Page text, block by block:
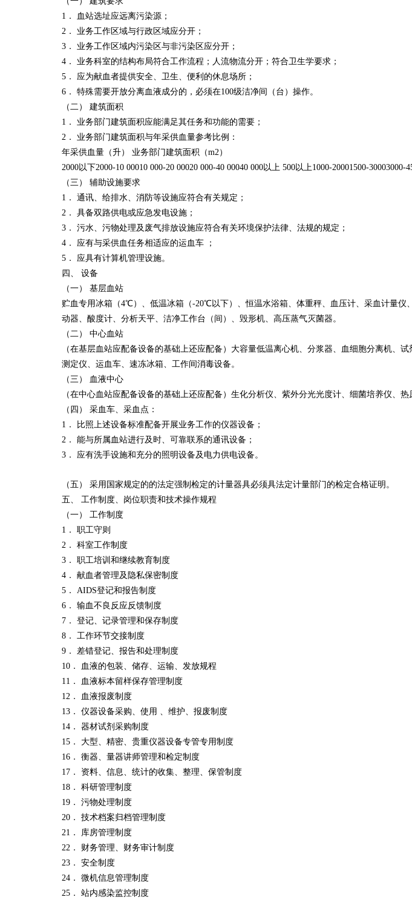
1． 血站选址应远离污染源；
2． 业务工作区域与行政区域应分开；
3． 业务工作区域内污染区与非污染区应分开；
4． 业务科室的结构布局符合工作流程；人流物流分开；符合卫生学要求；
5． 应为献血者提供安全、卫生、便利的休息场所；
6． 特殊需要开放分离血液成分的，必须在100级洁净间（台）操作。
（二） 建筑面积
1． 业务部门建筑面积应能满足其任务和功能的需要；
2． 业务部门建筑面积与年采供血量参考比例：
年采供血量（升） 业务部门建筑面积（m2）
2000以下2000-10 00010 000-20 00020 000-40 00040 000以上 500以上1000-20001500-30003000-
（三） 辅助设施要求
1． 通讯、给排水、消防等设施应符合有关规定；
2． 具备双路供电或应急发电设施；
3． 污水、污物处理及废气排放设施应符合有关环境保护法律、法规的规定；
4． 应有与采供血任务相适应的运血车 ；
5． 应具有计算机管理设施。
四、 设备
（一） 基层血站
贮血专用冰箱（4℃）、低温冰箱（-20℃以下）、恒温水浴箱、体重秤、血压计、采血计量
动器、酸度计、分析天平、洁净工作台（间）、毁形机、高压蒸气灭菌器。
（二） 中心血站
（在基层血站应配备设备的基础上还应配备）大容量低温离心机、分浆器、血细胞分离机
测定仪、运血车、速冻冰箱、工作间消毒设备。
（三） 血液中心
（在中心血站应配备设备的基础上还应配备）生化分析仪、紫外分光光度计、细菌培养仪、
（四） 采血车、采血点：
1． 比照上述设备标准配备开展业务工作的仪器设备；
2． 能与所属血站进行及时、可靠联系的通讯设备；
3． 应有洗手设施和充分的照明设备及电力供电设备。
（五） 采用国家规定的的法定强制检定的计量器具必须具法定计量部门的检定合格证明。
五、 工作制度、岗位职责和技术操作规程
（一） 工作制度
1． 职工守则
2． 科室工作制度
3． 职工培训和继续教育制度
4． 献血者管理及隐私保密制度
5． AIDS登记和报告制度
6． 输血不良反应反馈制度
7． 登记、记录管理和保存制度
8． 工作环节交接制度
9． 差错登记、报告和处理制度
10． 血液的包装、储存、运输、发放规程
11． 血液标本留样保存管理制度
12． 血液报废制度
13． 仪器设备采购、使用 、维护、报废制度
14． 器材试剂采购制度
15． 大型、精密、贵重仪器设备专管专用制度
16． 衡器、量器讲师管理和检定制度
17． 资料、信息、统计的收集、整理、保管制度
18． 科研管理制度
19． 污物处理制度
20． 技术档案归档管理制度
21． 库房管理制度
22． 财务管理、财务审计制度
23． 安全制度
24． 微机信息管理制度
25． 站内感染监控制度